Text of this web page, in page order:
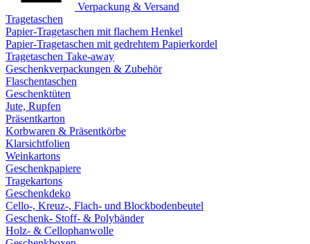
Verpackung & Versand
Tragetaschen
Papier-Tragetaschen mit flachem Henkel
Papier-Tragetaschen mit gedrehtem Papierkordel
Tragetaschen Take-away
Geschenkverpackungen & Zubehör
Flaschentaschen
Geschenktüten
Jute, Rupfen
Präsentkarton
Korbwaren & Präsentkörbe
Klarsichtfolien
Weinkartons
Geschenkpapiere
Tragekartons
Geschenkdeko
Cello-, Kreuz-, Flach- und Blockbodenbeutel
Geschenk- Stoff- & Polybänder
Holz- & Cellophanwolle